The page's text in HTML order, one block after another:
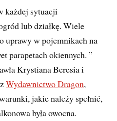
każdej sytuacji
lub działkę. Wiele
uprawy w pojemnikach na
parapetach okiennych. ”
Krystiana Beresia i
Wydawnictwo Dragon,
jakie należy spełnić,
była owocna.